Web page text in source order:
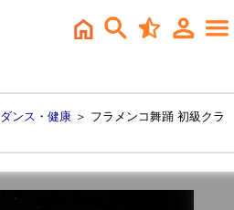
ダンス・健康 ＞ フラメンコ舞踊 初級クラ